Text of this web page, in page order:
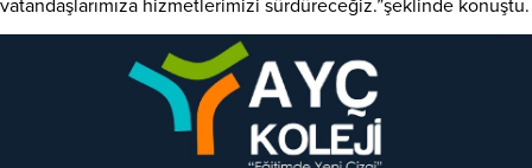
vatandaşlarımıza hizmetlerimizi sürdüreceğiz.”şeklinde konuştu.